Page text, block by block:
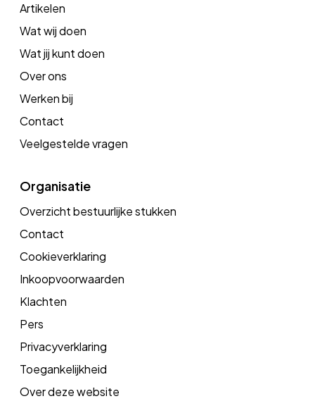
Artikelen
Wat wij doen
Wat jij kunt doen
Over ons
Werken bij
Contact
Veelgestelde vragen
Organisatie
Overzicht bestuurlijke stukken
Contact
Cookieverklaring
Inkoopvoorwaarden
Klachten
Pers
Privacyverklaring
Toegankelijkheid
Over deze website